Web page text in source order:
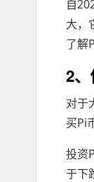
自
大，
了解
2
对于
买Pi
投资
于下